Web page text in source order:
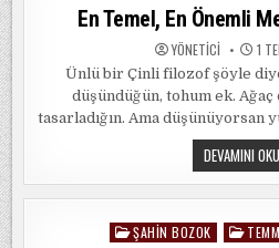
in
En Temel, En Önemli
YÖNETICI 1
Ünlü bir Çinli filozof şöyle
düşündüğün, tohum ek. Ağaç
tasarladığın. Ama düşünüyorsan
DEVAMINI OKU
Posted
ŞAHIN BOZOK